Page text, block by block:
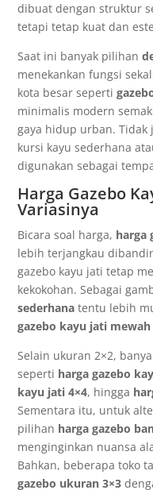
dibuat dengan struktur
tetapi tetap kuat dan
Saat ini banyak pilihan
menekankan fungsi
kota besar seperti
minimalis modern
gaya hidup urban.
kursi kayu sederhana
digunakan sebagai
Harga Gazebo
Variasinya
Bicara soal harga, harga
lebih terjangkau
gazebo kayu jati tetap
kekokohan. Sebagai
sederhana tentu lebih
gazebo kayu jati mewah
Selain ukuran 2×2,
seperti harga gazebo
kayu jati 4×4, hingga
Sementara itu, untuk
pilihan harga gazebo
menginginkan nuansa
Bahkan, beberapa toko
gazebo ukuran 3×3